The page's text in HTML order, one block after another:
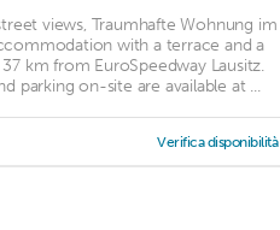
views, Traumhafte Wohnung im
with a terrace and a
km from EuroSpeedway Lausitz.
parking on-site are available at ...
Verifica disponibilità